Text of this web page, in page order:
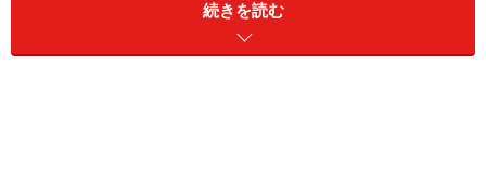
育児休業とは、育児休業法の法律で認められたもので、
続きを読む